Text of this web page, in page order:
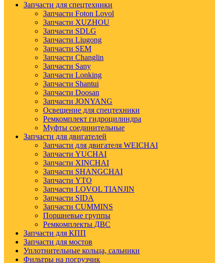
Запчасти для спецтехники
Запчасти Foton Lovol
Запчасти XUZHOU
Запчасти SDLG
Запчасти Liugong
Запчасти SEM
Запчасти Changlin
Запчасти Sany
Запчасти Lonking
Запчасти Shantui
Запчасти Doosan
Запчасти JONYANG
Освещение для спецтехники
Ремкомплект гидроцилиндра
Муфты соединительные
Запчасти для двигателей
Запчасти для двигателя WEICHAI
Запчасти YUCHAI
Запчасти XINCHAI
Запчасти SHANGCHAI
Запчасти YTO
Запчасти LOVOL TIANJIN
Запчасти SIDA
Запчасти CUMMINS
Поршневые группы
Ремкомплекты ДВС
Запчасти для КПП
Запчасти для мостов
Уплотнительные кольца, сальники
Фильтры на погрузчик